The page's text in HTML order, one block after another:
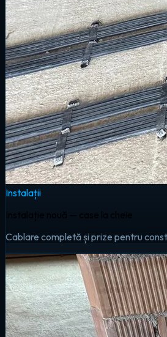
Instalații
Instalație nouă — case la cheie
Cablare completă și prize pentru